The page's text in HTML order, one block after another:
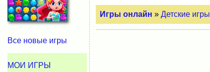
Игры онлайн » Детские игры
Все новые игры
МОИ ИГРЫ